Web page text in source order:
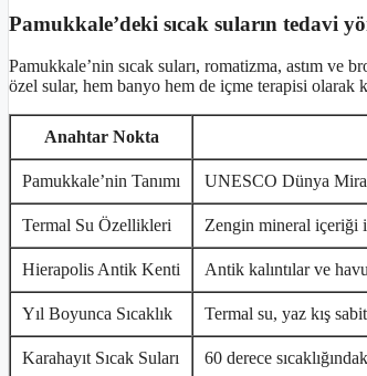
Pamukkale’deki sıcak suların tedavi
Pamukkale’nin sıcak suları, romatizma, astım ve
özel sular, hem banyo hem de içme terapisi olarak
Anahtar Nokta
Pamukkale’nin Tanımı UNESCO Dünya
Termal Su Özellikleri Zengin mineral içeriği
Hierapolis Antik Kenti Antik kalıntılar ve
Yıl Boyunca Sıcaklık Termal su, yaz kış
Karahayıt Sıcak Suları 60 derece